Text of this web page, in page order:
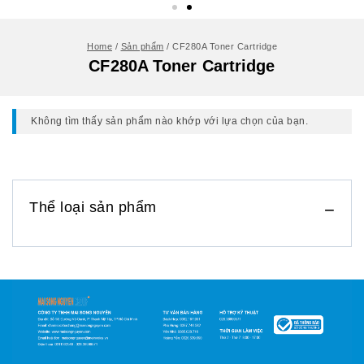
Home / Sản phẩm / CF280A Toner Cartridge
CF280A Toner Cartridge
Không tìm thấy sản phẩm nào khớp với lựa chọn của bạn.
Thể loại sản phẩm